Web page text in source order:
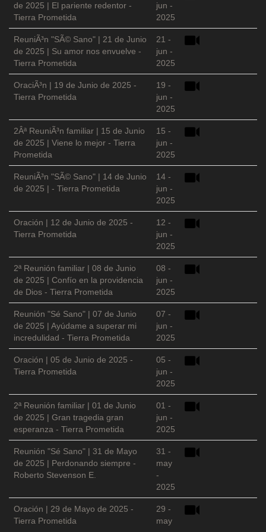
de 2025 | El pariente redentor -
Tierra Prometida
jun -
2025
ReuniÃ³n "SÃ© Sano" | 21 de Junio
de 2025 | Su amor nos envuelve -
Tierra Prometida
21 -
jun -
2025
OraciÃ³n | 19 de Junio de 2025 -
Tierra Prometida
19 -
jun -
2025
2Âª ReuniÃ³n familiar | 15 de Junio
de 2025 | Viene lo mejor - Tierra
Prometida
15 -
jun -
2025
ReuniÃ³n "SÃ© Sano" | 14 de Junio
de 2025 | - Tierra Prometida
14 -
jun -
2025
Oración | 12 de Junio de 2025 -
Tierra Prometida
12 -
jun -
2025
2ª Reunión familiar | 08 de Junio
de 2025 | Confío en la providencia
de Dios - Tierra Prometida
08 -
jun -
2025
Reunión "Sé Sano" | 07 de Junio
de 2025 | Ayúdame a superar mi
incredulidad - Tierra Prometida
07 -
jun -
2025
Oración | 05 de Junio de 2025 -
Tierra Prometida
05 -
jun -
2025
2ª Reunión familiar | 01 de Junio
de 2025 | Gran tragedia gran
esperanza - Tierra Prometida
01 -
jun -
2025
Reunión "Sé Sano" | 31 de Mayo
de 2025 | Perdonando siempre -
Roberto Stevenson E.
31 -
may
-
2025
Oración | 29 de Mayo de 2025 -
Tierra Prometida
29 -
may